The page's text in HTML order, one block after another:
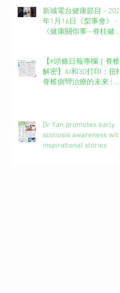
新城電台健康節目 - 2025
年1月16日《梨事會》 -
《健康關你事—脊柱健康
台長 葉文輝Barry Ip (啤
梨）嘉賓主持：吳錞銦博
士Dr. Yan
【#頭條日報專欄｜脊椎
解密】AI和3D打印：扭轉
脊椎側彎治療的未來 | 脊
Dr Yan promotes early
scoliosis awareness with
inspirational stories